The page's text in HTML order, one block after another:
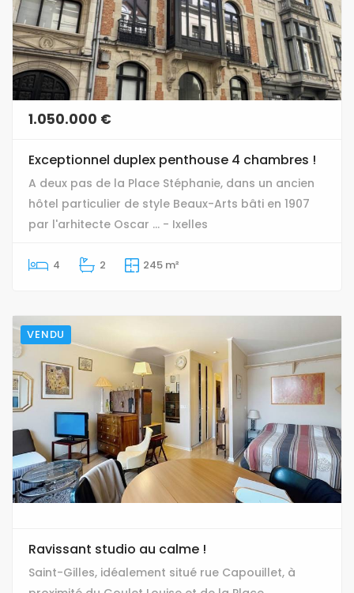
1.050.000 €
Exceptionnel duplex penthouse 4 chambres !
A deux pas de la Place Stéphanie, dans un ancien
hôtel particulier de style Beaux-Arts bâti en 1907
par l'arhitecte Oscar ... - Ixelles
4 2 245 m²
VENDU
Ravissant studio au calme !
Saint-Gilles, idéalement situé rue Capouillet, à